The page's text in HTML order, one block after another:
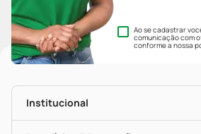
Ao se cadastrar
comunicação com
conforme a nossa
Institucional